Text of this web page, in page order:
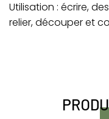
Utilisation : écrire,
relier, découper et